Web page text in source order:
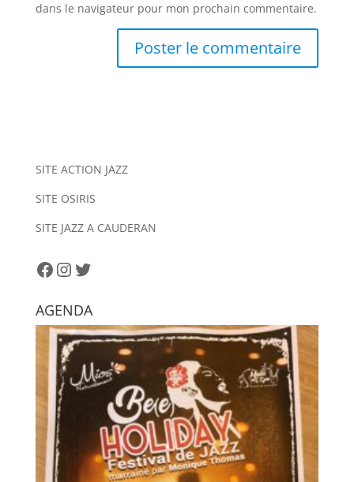
dans le navigateur pour mon prochain commentaire.
n
t
i
:
SITE ACTION JAZZ
SITE OSIRIS
SITE JAZZ A CAUDERAN
Facebook
Instagram
Twitter
AGENDA